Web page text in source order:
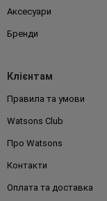
Аксесуари
Бренди
Клієнтам
Правила та умови
Watsons Club
Про Watsons
Контакти
Оплата та доставка